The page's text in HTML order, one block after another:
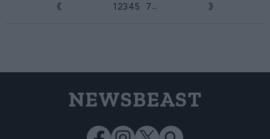
1 23 4 5 7 ...
NEWSBEAST